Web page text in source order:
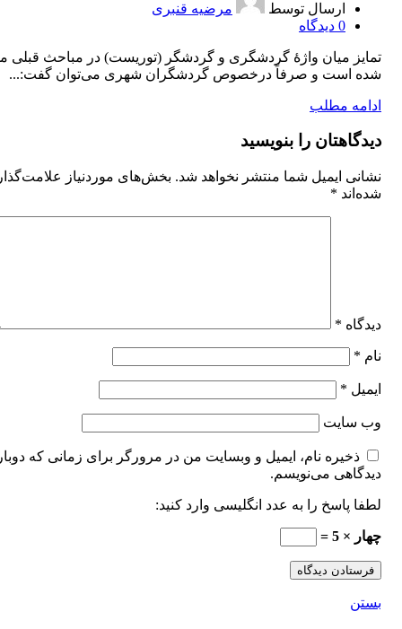
ارسال توسط
مرضیه قنبری
0 دیدگاه
تمایز میان واژۀ گردشگری و گردشگر (توریست) در مباحث قبلی
شده است و صرفاً درخصوص گردشگران شهری می‌توان گفت:...
ادامه مطلب
دیدگاهتان را بنویسید
نشانی ایمیل شما منتشر نخواهد شد. بخش‌های موردنیاز
شده‌اند *
دیدگاه *
نام *
ایمیل *
وب‌ سایت
ذخیره نام، ایمیل و وبسایت من در مرورگر برای زمانی که
دیدگاهی می‌نویسم.
لطفا پاسخ را به عدد انگلیسی وارد کنید:
چهار × 5 =
بستن